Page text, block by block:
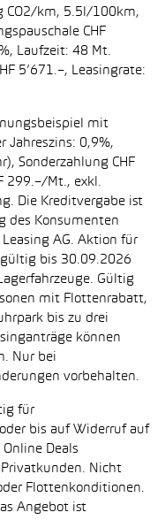
CO2/km, 5.5l/100km,
CHF
Laufzeit: 48 Mt.
5’671.–, Leasingrate:
mit
Jahreszins: 0,9%,
Sonderzahlung CHF
299.–/Mt., exkl.
Die Kreditvergabe ist
des Konsumenten
AG. Aktion für
gültig bis 30.09.2026
Gültig
mit Flottenrabatt,
bis zu drei
können
Nur bei
vorbehalten.
für
bis auf Widerruf auf
Deals
Nicht
Flottenkonditionen.
Angebot ist